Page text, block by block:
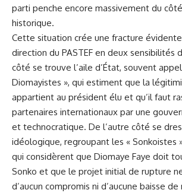
parti penche encore massivement du
historique.
Cette situation crée une fracture
direction du PASTEF en deux sensibilités
côté se trouve l’aile d’État, souvent
Diomayistes », qui estiment que la
appartient au président élu et qu’il faut
partenaires internationaux par une
et technocratique. De l’autre côté se
idéologique, regroupant les « Sonkoistes
qui considèrent que Diomaye Faye doit
Sonko et que le projet initial de rupture
d’aucun compromis ni d’aucune baisse